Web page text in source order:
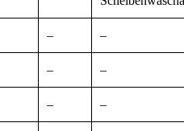
– –
– –
– –